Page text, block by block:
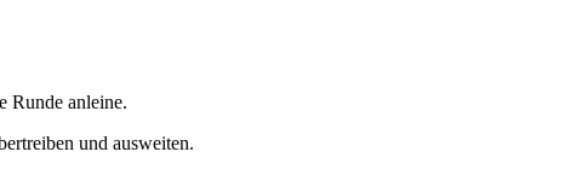
Runde anleine.
und ausweiten.